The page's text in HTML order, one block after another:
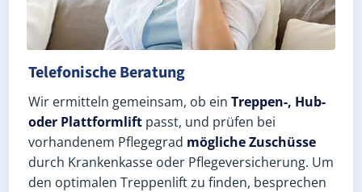
Telefonische Beratung
Wir ermitteln gemeinsam, ob ein Treppen-, Hub-
oder Plattformlift passt, und prüfen bei
vorhandenem Pflegegrad mögliche Zuschüsse
durch Krankenkasse oder Pflegeversicherung. Um
den optimalen Treppenlift zu finden, besprechen